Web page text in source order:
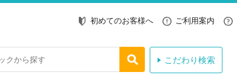
初めてのお客様へ ご利用案内
こだわり検索